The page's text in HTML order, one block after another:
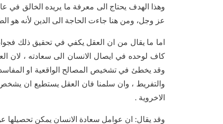
وهذا الهدف يحتاج الى معرفة ما يريده الخالق في
عز وجل، ومن هنا جاءت الحاجة الى الدين لأنه هو
اما ما يقال من ان العقل يكفي في تحقيق ذلك
كاف لوحده في ايصال الانسان الى سعادته ، لان
وقد يخطئ في تشخيص المصالح الواقعية او المفاسد
والتفريط ، وان سلمنا فان العقل يستطيع ان
الاخروية .
وقد يقال: ان عوامل سعادة الانسان يمكن تحصيلها